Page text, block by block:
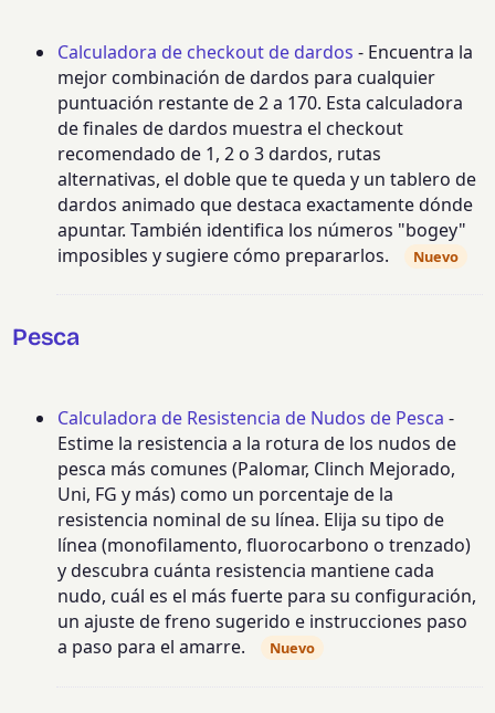
Calculadora de checkout de dardos - Encuentra la
mejor combinación de dardos para cualquier
puntuación restante de 2 a 170. Esta calculadora
de finales de dardos muestra el checkout
recomendado de 1, 2 o 3 dardos, rutas
alternativas, el doble que te queda y un tablero de
dardos animado que destaca exactamente dónde
apuntar. También identifica los números "bogey"
imposibles y sugiere cómo prepararlos.
Nuevo
Pesca
Calculadora de Resistencia de Nudos de Pesca -
Estime la resistencia a la rotura de los nudos de
pesca más comunes (Palomar, Clinch Mejorado,
Uni, FG y más) como un porcentaje de la
resistencia nominal de su línea. Elija su tipo de
línea (monofilamento, fluorocarbono o trenzado)
y descubra cuánta resistencia mantiene cada
nudo, cuál es el más fuerte para su configuración,
un ajuste de freno sugerido e instrucciones paso
a paso para el amarre.
Nuevo